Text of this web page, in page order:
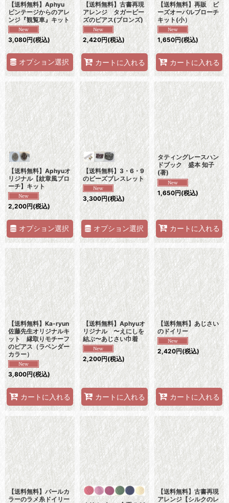
【送料無料】Aphyu
ビンテージからのアレ
ンジ『観覧車』キット
3,080円(税込)
オプション選択
【送料無料】古書再現
アレンジ タガービー
ズのピアス(ブロンズ)
2,420円(税込)
カートに入れる
【送料無料】再販 ビ
ーズオーバルブローチ
キット(小）
1,650円(税込)
カートに入れる
【送料無料】Aphyuオ
リジナル【紋章風ブロ
ーチ】キット
2,200円(税込)
オプション選択
【送料無料】3・6・9
のビーズブレスレット
3,300円(税込)
オプション選択
タティングレースハン
ドブック 盛本 知子
(著)
1,650円(税込)
カートに入れる
【送料無料】Ka-ryun
佐藤先生オリジナルキ
ット 縁取りモチーフ
のピアス（ラベンダー
カラー）
3,800円(税込)
カートに入れる
【送料無料】Aphyuオ
リジナル 〜えにしを
結ぶ〜あじさい巾着
2,200円(税込)
カートに入れる
【送料無料】あじさい
のドイリー
2,420円(税込)
カートに入れる
【送料無料】パールカ
ラーのラメ糸ドイリー
【送料無料】古書再現
アレンジ【シルクのレ